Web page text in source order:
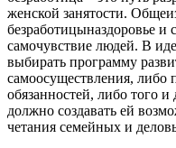
женской занятости.
безработицыназдоровье и
самочувствие лю­дей. В
выбирать программу
самоосуществления,
обязанностей, либо того
должно создавать ей
четания семейных и